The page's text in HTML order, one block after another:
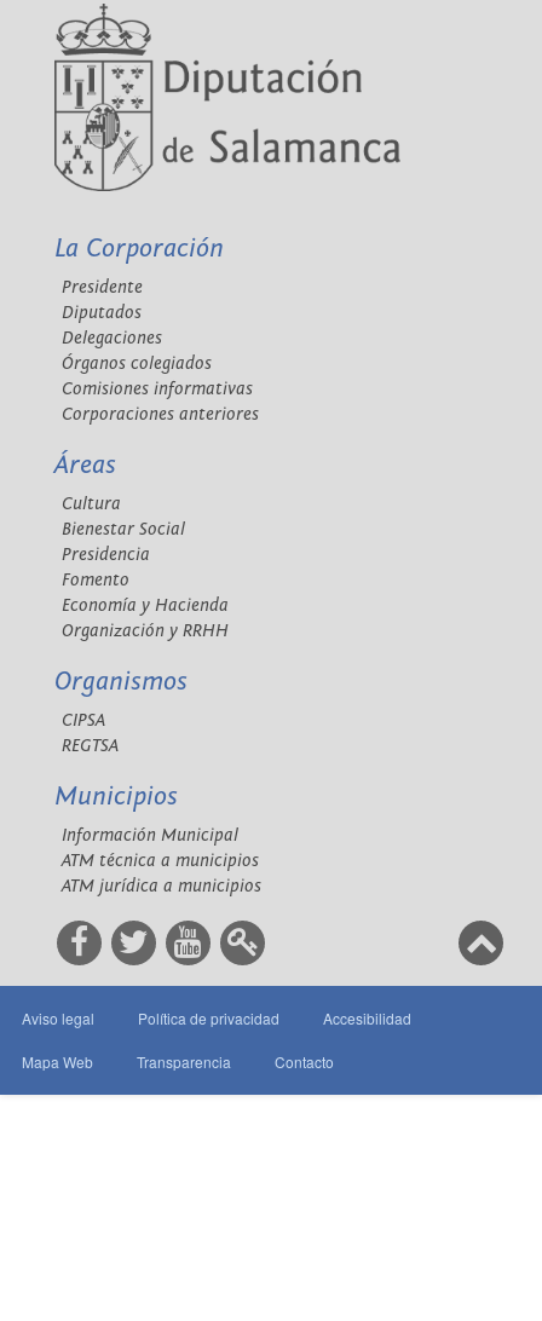
La Corporación
Presidente
Diputados
Delegaciones
Órganos colegiados
Comisiones informativas
Corporaciones anteriores
Áreas
Cultura
Bienestar Social
Presidencia
Fomento
Economía y Hacienda
Organización y RRHH
Organismos
CIPSA
REGTSA
Municipios
Información Municipal
ATM técnica a municipios
ATM jurídica a municipios
Aviso legal Política de privacidad Accesibilidad
Mapa Web Transparencia Contacto